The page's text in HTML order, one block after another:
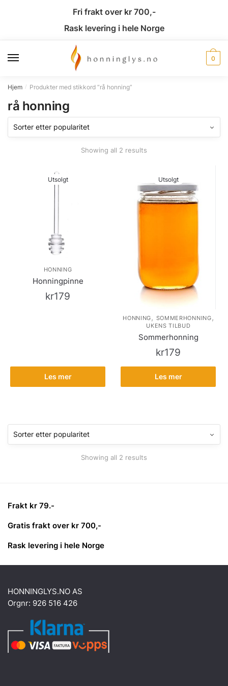
Fri frakt over kr 700,-
Rask levering i hele Norge
0
Hjem / Produkter med stikkord “rå honning”
rå honning
Showing all 2 results
Utsolgt
HONNING
Honningpinne
kr179
Les mer
Utsolgt
HONNING , SOMMERHONNING ,
UKENS TILBUD
Sommerhonning
kr179
Les mer
Showing all 2 results
Frakt kr 79.-
Gratis frakt over kr 700,-
Rask levering i hele Norge
HONNINGLYS.NO AS
Orgnr: 926 516 426